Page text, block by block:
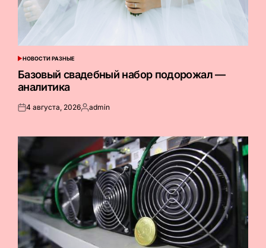
ОПУБЛИКОВАНО
В
НОВОСТИ РАЗНЫЕ
Базовый свадебный набор подорожал —
аналитика
Опубликовано
4 августа, 2026Запись
admin